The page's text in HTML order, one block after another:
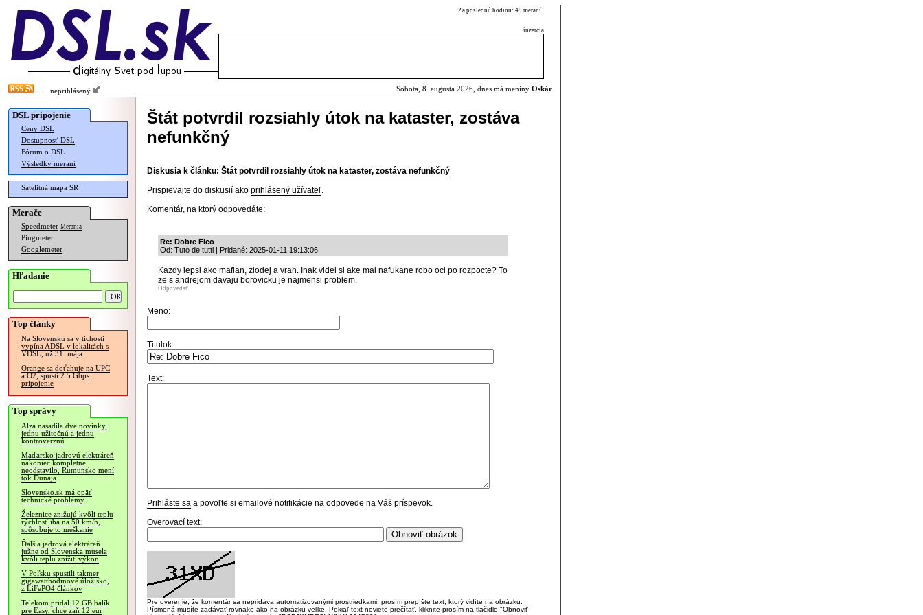
Za poslednú hodinu: 49 meraní
inzercia
neprihlásený Sobota, 8. augusta 2026, dnes má meniny Oskár
DSL pripojenie
Ceny DSL
Dostupnosť DSL
Fórum o DSL
Výsledky meraní
Satelitná mapa SR
Merače
Speedmeter Merania
Pingmeter
Googlemeter
Hľadanie
Top články
Na Slovensku sa v tichosti
vypína ADSL v lokalitách s
VDSL, už 31. mája
Orange sa doťahuje na UPC
a O2, spustí 2.5 Gbps
pripojenie
Top správy
Alza nasadila dve novinky,
jednu užitočnú a jednu
kontroverznú
Maďarsko jadrovú elektráreň
nakoniec kompletne
neodstavilo, Rumunsko mení
tok Dunaja
Slovensko.sk má opäť
technické problémy
Železnice znižujú kvôli teplu
rýchlosť iba na 50 km/h,
spôsobuje to meškanie
Ďalšia jadrová elektráreň
južne od Slovenska musela
kvôli teplu znížiť výkon
V Poľsku spustili takmer
gigawatthodinové úložisko,
z LiFePO4 článkov
Telekom pridal 12 GB balík
pre Easy, chce zaň 12 eur
Štát potvrdil rozsiahly útok na kataster, zostáva
nefunkčný
Diskusia k článku: Štát potvrdil rozsiahly útok na kataster, zostáva nefunkčný
Prispievajte do diskusií ako prihlásený užívateľ.
Komentár, na ktorý odpovedáte:
Re: Dobre Fico
Od: Tuto de tutti | Pridané: 2025-01-11 19:13:06
Kazdy lepsi ako mafian, zlodej a vrah. Inak videl si ake mal nafukane robo oci po rozpocte? To
ze s andrejom davaju borovicku je najmensi problem.
Odpovedať
Meno:
Titulok:
Text:
Prihláste sa a povoľte si emailové notifikácie na odpovede na Váš príspevok.
Overovací text:
Pre overenie, že komentár sa nepridáva automatizovanými prostriedkami, prosím prepíšte text, ktorý vidíte na obrázku.
Písmená musíte zadávať rovnako ako na obrázku veľké. Pokiaľ text neviete prečítať, kliknite prosím na tlačidlo "Obnoviť